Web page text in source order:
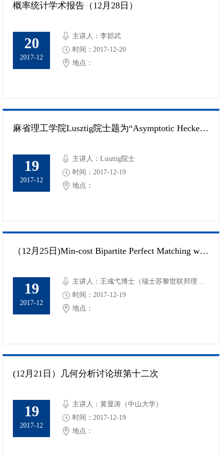
概率统计学术报告（12月28日）
20
2017-12
主讲人：李邯武
时间：2017-12-20
地点：
麻省理工学院Lusztig院士题为“Asymptotic Hecke algebras”的报告
19
2017-12
主讲人：Lusztig院士
时间：2017-12-19
地点：
（12月25日)Min-cost Bipartite Perfect Matching with Delays
19
2017-12
主讲人：王彧弋博士（瑞士苏黎世联邦理工
学院）
时间：2017-12-19
地点：
(12月21日）几何分析讨论班第十二次
19
2017-12
主讲人：黄显涛（中山大学）
时间：2017-12-19
地点：